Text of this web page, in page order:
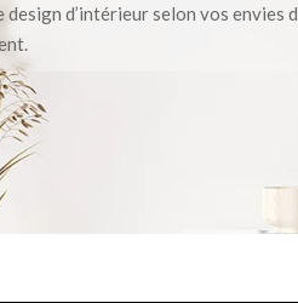
design d’intérieur selon vos envies